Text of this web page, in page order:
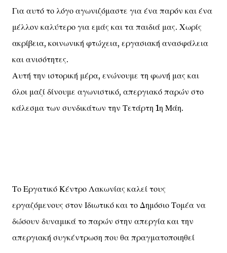
Για αυτό το λόγο αγωνιζόμαστε για ένα παρόν και ένα
μέλλον καλύτερο για εμάς και τα παιδιά μας. Χωρίς
ακρίβεια, κοινωνική φτώχεια, εργασιακή ανασφάλεια
και ανισότητες.
Αυτή την ιστορική μέρα, ενώνουμε τη φωνή μας και
όλοι μαζί δίνουμε αγωνιστικό, απεργιακό παρών στο
κάλεσμα των συνδικάτων την Τετάρτη 1η Μάη.
Το Εργατικό Κέντρο Λακωνίας καλεί τους
εργαζόμενους στον Ιδιωτικό και το Δημόσιο Τομέα να
δώσουν δυναμικά το παρών στην απεργία και την
απεργιακή συγκέντρωση που θα πραγματοποιηθεί